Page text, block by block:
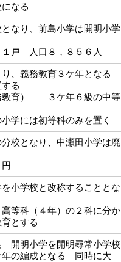
なる
なり、前島小学は開明小学
戸 人口８，８５６人
、義務教育３ケ年となる
する
教育） ３ケ年６級の中等
学には初等科のみを置く
校となり、中瀬田小学は廃
小学校と改称することとな
等科（４年）の２科に分か
とする
開明小学を開明尋常小学校
年の編成となる 同時に大